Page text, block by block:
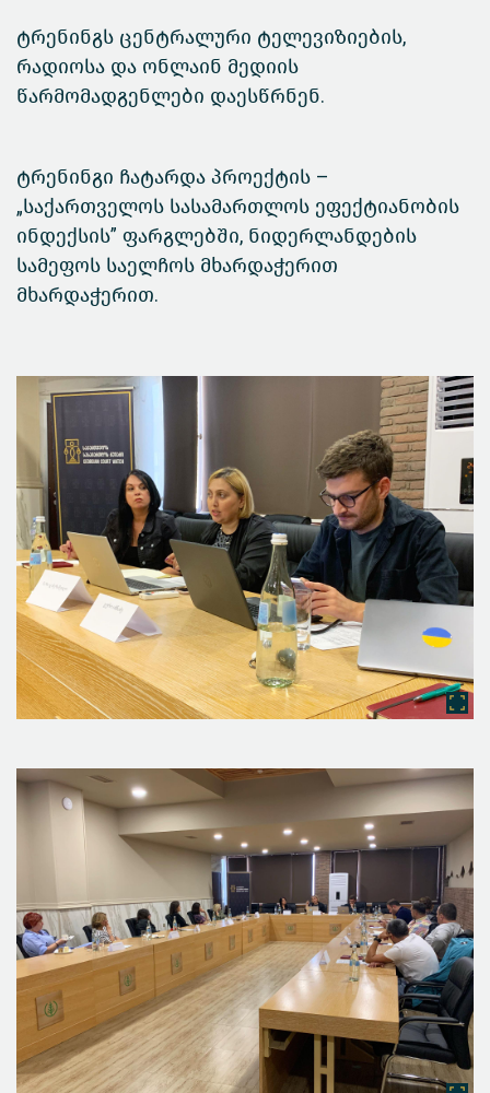
ტრენინგს ცენტრალური ტელევიზიების,
რადიოსა და ონლაინ მედიის
წარმომადგენლები დაესწრნენ.
ტრენინგი ჩატარდა პროექტის –
„საქართველოს სასამართლოს ეფექტიანობის
ინდექსის” ფარგლებში, ნიდერლანდების
სამეფოს საელჩოს მხარდაჭერით
მხარდაჭერით.